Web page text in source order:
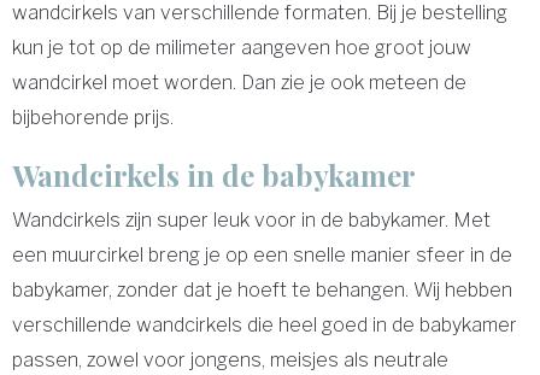
wandcirkels van verschillende formaten. Bij je bestelling
kun je tot op de milimeter aangeven hoe groot jouw
wandcirkel moet worden. Dan zie je ook meteen de
bijbehorende prijs.
Wandcirkels in de babykamer
Wandcirkels zijn super leuk voor in de babykamer. Met
een muurcirkel breng je op een snelle manier sfeer in de
babykamer, zonder dat je hoeft te behangen. Wij hebben
verschillende wandcirkels die heel goed in de babykamer
passen, zowel voor jongens, meisjes als neutrale